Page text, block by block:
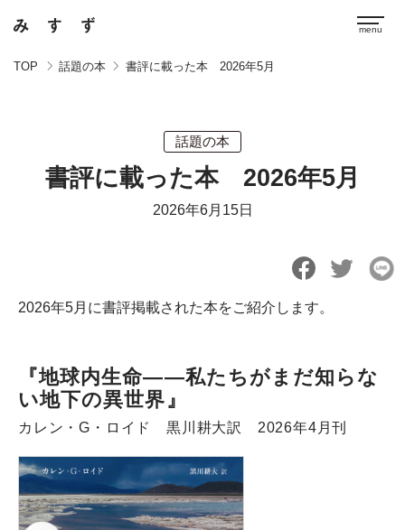
TOP 話題の本 書評に載った本 2026年5月
話題の本
書評に載った本 2026年5月
2026年6月15日
2026年5月に書評掲載された本をご紹介します。
『地球内生命――私たちがまだ知らな
い地下の異世界』
カレン・G・ロイド 黒川耕大訳 2026年4月刊